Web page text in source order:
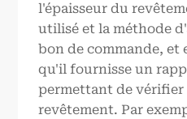
l'épaisseur du
utilisé et la méthode
bon de commande,
qu'il fournisse un
permettant de vérifier
revêtement. Par